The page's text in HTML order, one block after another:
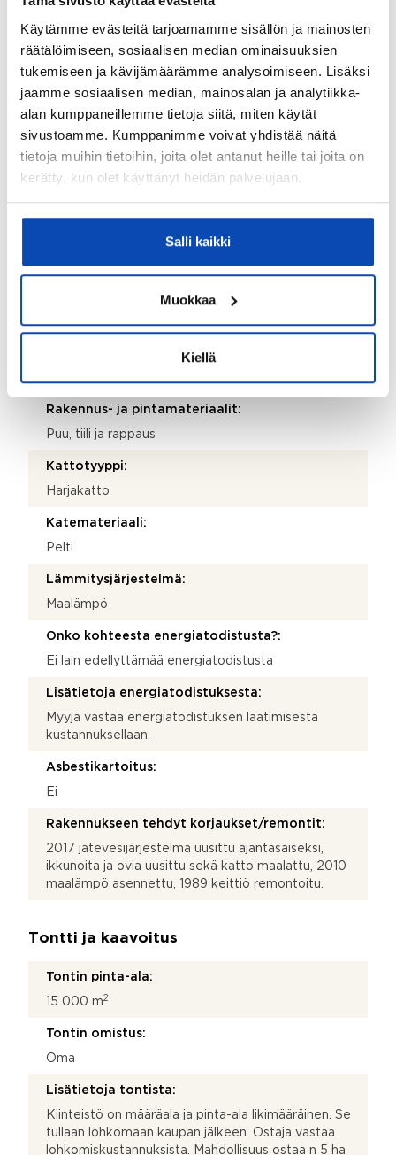
Käytämme evästeitä tarjoamamme sisällön ja mainosten
räätälöimiseen, sosiaalisen median ominaisuuksien
tukemiseen ja kävijämäärämme analysoimiseen. Lisäksi
jaamme sosiaalisen median, mainosalan ja analytiikka-
alan kumppaneillemme tietoja siitä, miten käytät
sivustoamme. Kumppanimme voivat yhdistää näitä
tietoja muihin tietoihin, joita olet antanut heille tai joita on
kerätty, kun olet käyttänyt heidän palvelujaan.
Salli kaikki
Muokkaa
Kiellä
maalämpö asennettu, 1989 keittiö remontoitu.
Kohteen yleiskunto:
Tyydyttävä
Kohde myydään kalustettuna:
Kiinteistö
577-467-1-18
Valmistumisvuosi:
Rakennus- ja pintamateriaalit:
Puu, tiili ja rappaus
Kattotyyppi:
Harjakatto
Katemateriaali:
Pelti
Lämmitysjärjestelmä:
Maalämpö
Onko kohteesta energiatodistusta?:
Ei lain edellyttämää energiatodistusta
Lisätietoja energiatodistuksesta:
Myyjä vastaa energiatodistuksen laatimisesta
kustannuksellaan.
Asbestikartoitus:
Ei
Rakennukseen tehdyt korjaukset/remontit:
2017 jätevesijärjestelmä uusittu ajantasaiseksi,
ikkunoita ja ovia uusittu sekä katto maalattu, 2010
maalämpö asennettu, 1989 keittiö remontoitu.
Tontti ja kaavoitus
Tontin pinta-ala:
15 000 m2
Tontin omistus:
Oma
Lisätietoja tontista:
Kiinteistö on määräala ja pinta-ala likimääräinen. Se
tullaan lohkomaan kaupan jälkeen. Ostaja vastaa
lohkomiskustannuksista. Mahdollisuus ostaa n 5 ha